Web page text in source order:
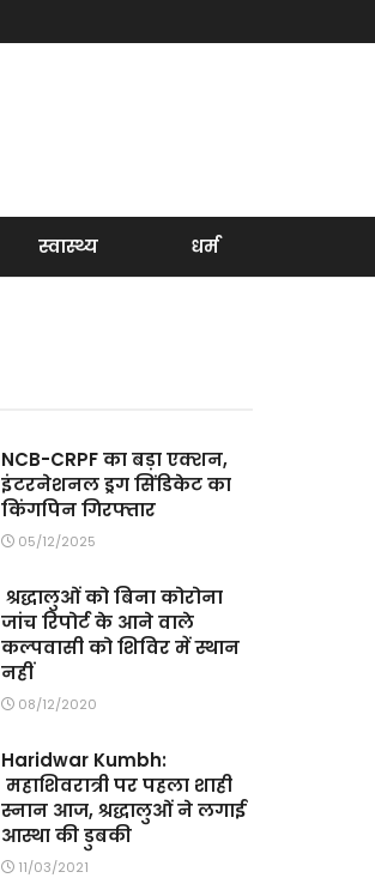
स्वास्थ्य धर्म
NCB-CRPF का बड़ा एक्शन,
इंटरनेशनल ड्रग सिंडिकेट का
किंगपिन गिरफ्तार
05/12/2025
श्रद्धालुओं को बिना कोरोना
जांच रिपोर्ट के आने वाले
कल्पवासी को शिविर में स्थान
नहीं
08/12/2020
Haridwar Kumbh:
महाशिवरात्री पर पहला शाही
स्नान आज, श्रद्धालुओं ने लगाई
आस्था की डुबकी
11/03/2021